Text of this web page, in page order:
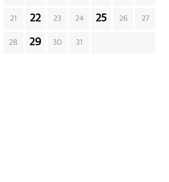
21 22 23 24 25 26 27
28 29 30 31